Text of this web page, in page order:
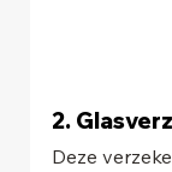
2.
Deze